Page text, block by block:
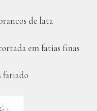
de lata
em fatias finas
fatiado